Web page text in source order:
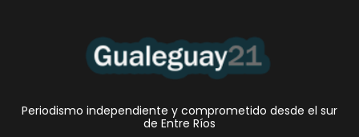
Periodismo independiente y comprometido desde el sur
de Entre Ríos